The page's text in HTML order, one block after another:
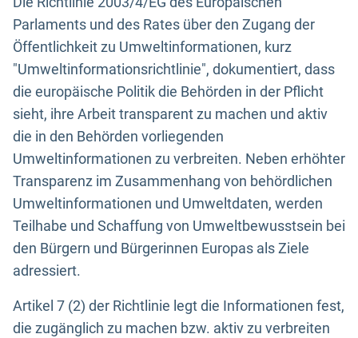
Parlaments und des Rates über den Zugang der
Öffentlichkeit zu Umweltinformationen, kurz
"Umweltinformationsrichtlinie", dokumentiert, dass
die europäische Politik die Behörden in der Pflicht
sieht, ihre Arbeit transparent zu machen und aktiv
die in den Behörden vorliegenden
Umweltinformationen zu verbreiten. Neben erhöhter
Transparenz im Zusammenhang von behördlichen
Umweltinformationen und Umweltdaten, werden
Teilhabe und Schaffung von Umweltbewusstsein bei
den Bürgern und Bürgerinnen Europas als Ziele
adressiert.
Artikel 7 (2) der Richtlinie legt die Informationen fest,
die zugänglich zu machen bzw. aktiv zu verbreiten